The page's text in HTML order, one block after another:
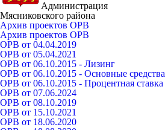
Администрация
Мясниковского района
Архив проектов ОРВ
Архив проектов ОРВ
ОРВ от 04.04.2019
ОРВ от 05.04.2021
ОРВ от 06.10.2015 - Лизинг
ОРВ от 06.10.2015 - Основные средства
ОРВ от 06.10.2015 - Процентная ставка
ОРВ от 07.06.2024
ОРВ от 08.10.2019
ОРВ от 15.10.2021
ОРВ от 18.06.2020